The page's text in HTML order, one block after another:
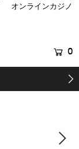
オンラインカジノ
0